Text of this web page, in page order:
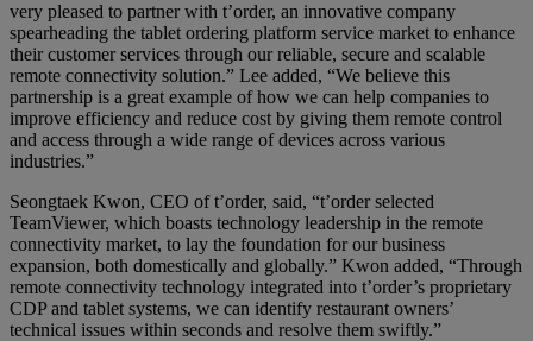
very pleased to partner with t’order, an innovative company
spearheading the tablet ordering platform service market to enhance
their customer services through our reliable, secure and scalable
remote connectivity solution.” Lee added, “We believe this
partnership is a great example of how we can help companies to
improve efficiency and reduce cost by giving them remote control
and access through a wide range of devices across various
industries.”
Seongtaek Kwon, CEO of t’order, said, “t’order selected
TeamViewer, which boasts technology leadership in the remote
connectivity market, to lay the foundation for our business
expansion, both domestically and globally.” Kwon added, “Through
remote connectivity technology integrated into t’order’s proprietary
CDP and tablet systems, we can identify restaurant owners’
technical issues within seconds and resolve them swiftly.”